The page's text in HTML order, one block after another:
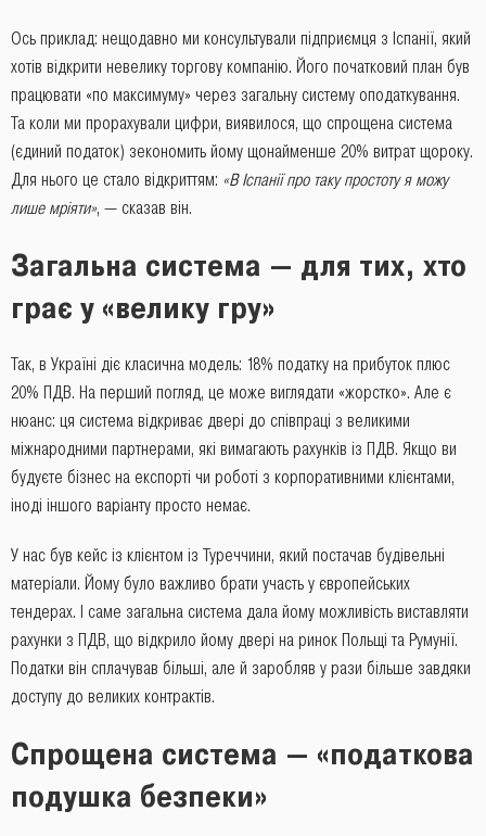
Ось приклад: нещодавно ми консультували підприємця з Іспанії, який
хотів відкрити невелику торгову компанію. Його початковий план був
працювати «по максимуму» через загальну систему оподаткування.
Та коли ми прорахували цифри, виявилося, що спрощена система
(єдиний податок) зекономить йому щонайменше 20% витрат щороку.
Для нього це стало відкриттям: «В Іспанії про таку простоту я можу
лише мріяти», — сказав він.
Загальна система — для тих, хто
грає у «велику гру»
Так, в Україні діє класична модель: 18% податку на прибуток плюс
20% ПДВ. На перший погляд, це може виглядати «жорстко». Але є
нюанс: ця система відкриває двері до співпраці з великими
міжнародними партнерами, які вимагають рахунків із ПДВ. Якщо ви
будуєте бізнес на експорті чи роботі з корпоративними клієнтами,
іноді іншого варіанту просто немає.
У нас був кейс із клієнтом із Туреччини, який постачав будівельні
матеріали. Йому було важливо брати участь у європейських
тендерах. І саме загальна система дала йому можливість виставляти
рахунки з ПДВ, що відкрило йому двері на ринок Польщі та Румунії.
Податки він сплачував більші, але й заробляв у рази більше завдяки
доступу до великих контрактів.
Спрощена система — «податкова
подушка безпеки»